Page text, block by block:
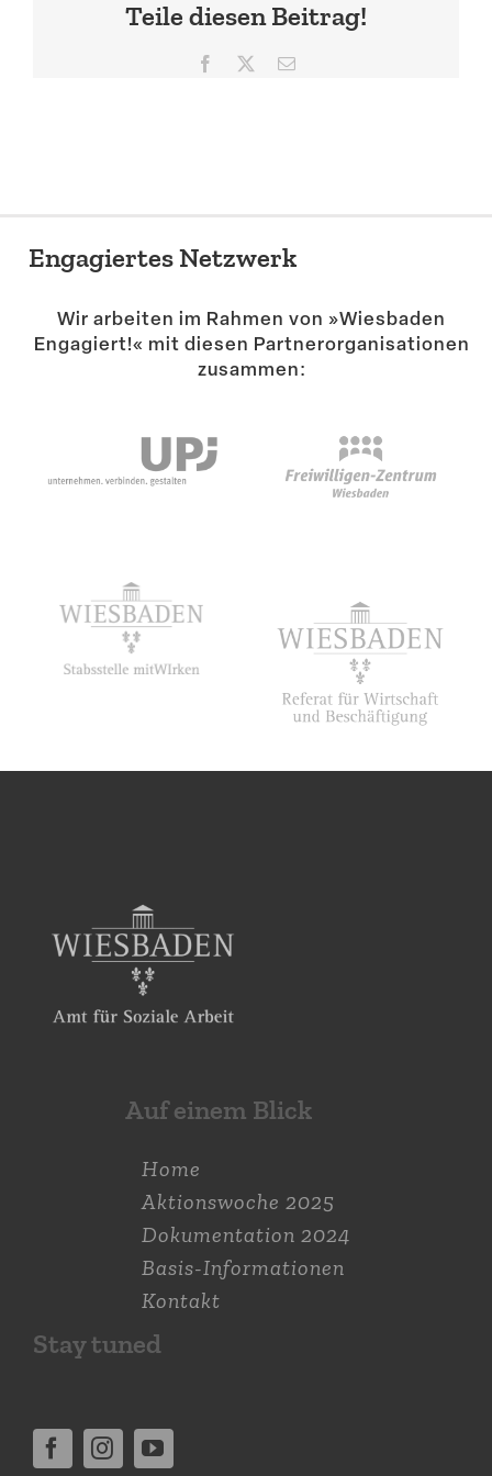
Suche
Teile diesen Beitrag!
Facebook E-
Engagiertes Netzwerk
Wir arbeiten im Rahmen von »Wiesbaden
Engagiert!« mit diesen Partner­or­ga­ni­sa­tionen
zusammen:
Auf einem Blick
Home
Aktions­woche 2025
Dokumen­tation 2024
Basis-Informationen
Kontakt
Stay tuned